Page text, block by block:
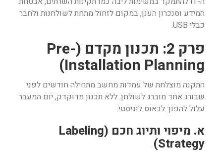
המידע וסנכרון הענן, במקום לזחול מתחת לשולחנות ולחבר
כבלי USB.
פרק 2: תכנון מקדם (Pre-
Installation Planning)
התקנה מוצלחת של עמדות מחשב מתחילה חודשים לפני
שבורג אחד מוברג לשולחן. ללא תכנון מדוקדק, יום המעבר
עלול להפוך לכאוס לוגיסטי.
א. מיפוי ותיוג חכם (Labeling
Strategy)